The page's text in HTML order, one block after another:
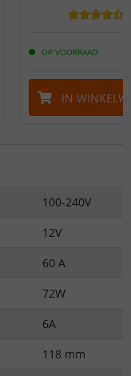
OP VOORRAAD
IN
100-240V
12V
60 A
72W
6A
118 mm